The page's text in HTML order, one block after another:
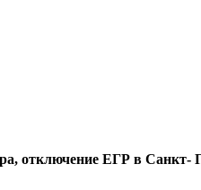
отключение ЕГР в Санкт-